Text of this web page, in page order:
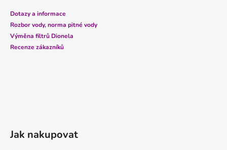
Dotazy a informace
Rozbor vody, norma pitné vody
Výměna filtrů Dionela
Recenze zákazníků
Jak nakupovat